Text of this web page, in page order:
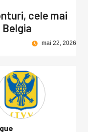
cele mai
mai 22, 2026